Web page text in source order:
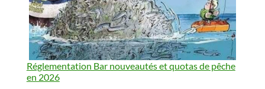
Réglementation Bar nouveautés et quotas de pêche
en 2026